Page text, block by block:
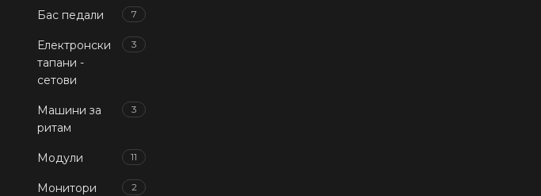
Бас педали 7
Електронски
тапани -
сетови
3
Машини за
ритам
3
Модули 11
Монитори 2